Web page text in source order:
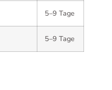
5–9 Tage
5–9 Tage